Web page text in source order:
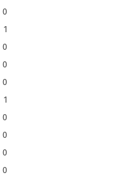
0
1
0
0
0
1
0
0
0
0